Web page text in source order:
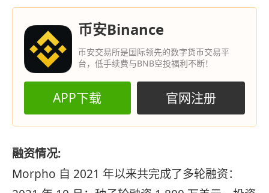
币安Binance
币安交易所是国际领先的数字货币交易平
台，低手续费与BNB空投福利不断！
APP下载 官网注册
融资情况:
Morpho 自 2021 年以来共完成了多轮融资：